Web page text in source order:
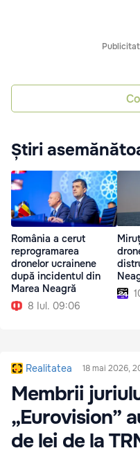
Știri
România a cerut
reprogramarea
dronelor ucrainene
după incidentul din
Marea Neagră
8 Iul. 09:06
Realitatea 18 mai 2026,
Membrii
„Eurovision”
de lei de la